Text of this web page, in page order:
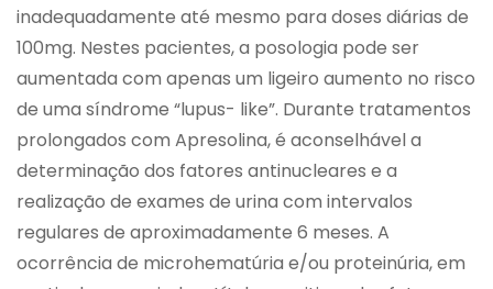
inadequadamente até mesmo para doses diárias de
100mg. Nestes pacientes, a posologia pode ser
aumentada com apenas um ligeiro aumento no risco
de uma síndrome “lupus- like”. Durante tratamentos
prolongados com Apresolina, é aconselhável a
determinação dos fatores antinucleares e a
realização de exames de urina com intervalos
regulares de aproximadamente 6 meses. A
ocorrência de microhematúria e/ou proteinúria, em